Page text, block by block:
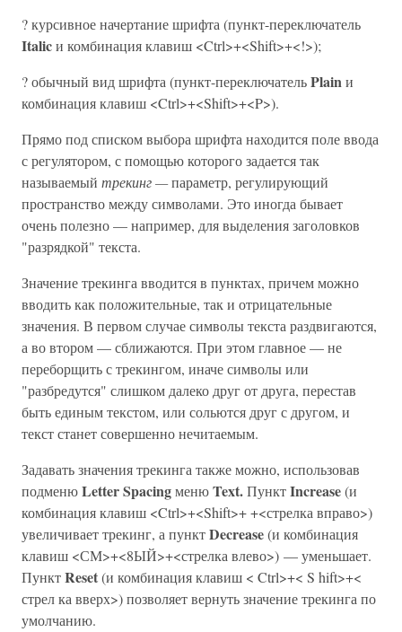
? курсивное начертание шрифта (пункт-переключатель
Italicи комбинация клавиш <Ctrl>+<Shift>+<!>);
? обычный вид шрифта (пункт-переключательPlainи
комбинация клавиш <Ctrl>+<Shift>+<P>).
Прямо под списком выбора шрифта находится поле ввода
с регулятором, с помощью которого задается так
называемый трекинг —параметр, регулирующий
пространство между символами. Это иногда бывает
очень полезно — например, для выделения заголовков
"разрядкой" текста.
Значение трекинга вводится в пунктах, причем можно
вводить как положительные, так и отрицательные
значения. В первом случае символы текста раздвигаются,
а во втором — сближаются. При этом главное — не
переборщить с трекингом, иначе символы или
"разбредутся" слишком далеко друг от друга, перестав
быть единым текстом, или сольются друг с другом, и
текст станет совершенно нечитаемым.
Задавать значения трекинга также можно, использовав
подменюLetter SpacingменюText.ПунктIncrease(и
комбинация клавиш <Ctrl>+<Shift>+ +<стрелка вправо>)
увеличивает трекинг, а пунктDecrease(и комбинация
клавиш <СМ>+<8ЫЙ>+<стрелка влево>) — уменьшает.
ПунктReset(и комбинация клавиш < Ctrl>+< S hift>+<
стрел ка вверх>) позволяет вернуть значение трекинга по
умолчанию.